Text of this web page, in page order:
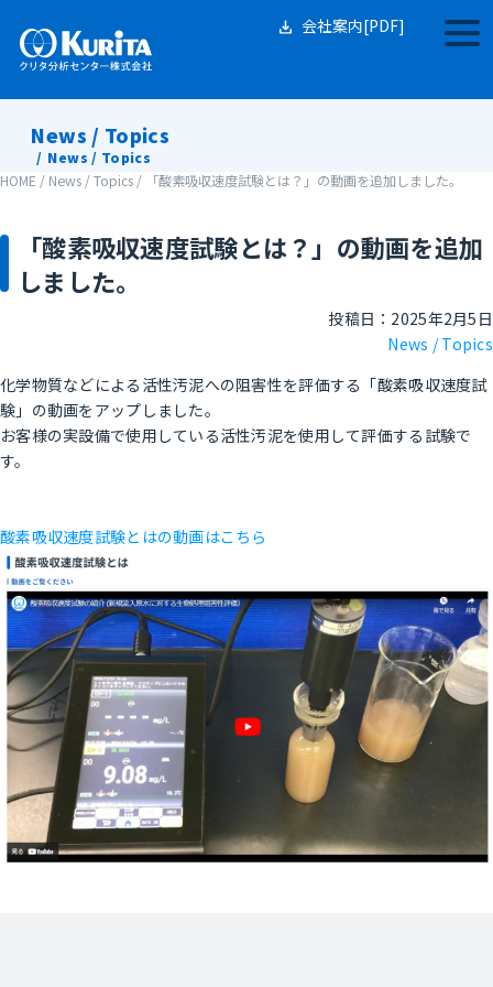
content
会社案内[PDF]
News / Topics
News / Topics
HOME / News / Topics / 「酸素吸収速度試験とは？」の動画を追加しました。
「酸素吸収速度試験とは？」の動画を追加
しました。
投稿日：2025年2月5日
News / Topics
化学物質などによる活性汚泥への阻害性を評価する「酸素吸収速度試
験」の動画をアップしました。
お客様の実設備で使用している活性汚泥を使用して評価する試験で
す。
酸素吸収速度試験とはの動画はこちら